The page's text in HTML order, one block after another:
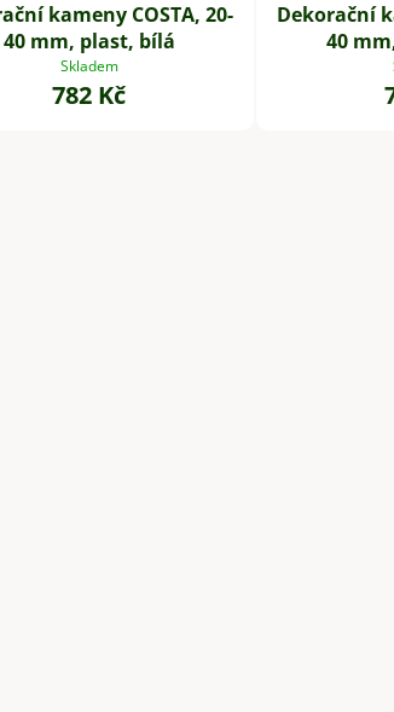
kameny COSTA, 20-
40 mm, plast, bílá
Skladem
782 Kč
Dekorační
40